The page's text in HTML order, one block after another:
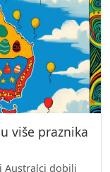
više praznika
Australci dobili